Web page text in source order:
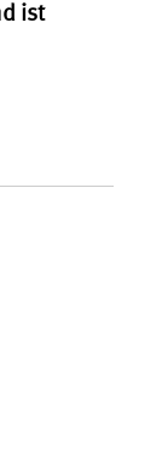
ist